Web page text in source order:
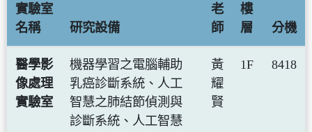
實驗室
名稱
研究設備
老
師
樓
層
分機
醫學影
像處理
實驗室
機器學習之電腦輔助
乳癌診斷系統、人工
智慧之肺結節偵測與
診斷系統、人工智慧
黃
耀
賢
1F 8418